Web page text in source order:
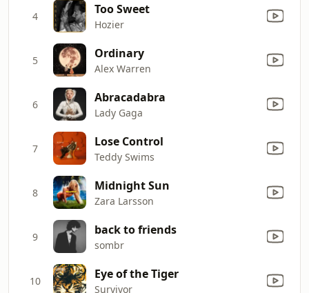
4 Too Sweet
Hozier
5 Ordinary
Alex Warren
6 Abracadabra
Lady Gaga
7 Lose Control
Teddy Swims
8 Midnight Sun
Zara Larsson
9 back to friends
sombr
10 Eye of the Tiger
Survivor